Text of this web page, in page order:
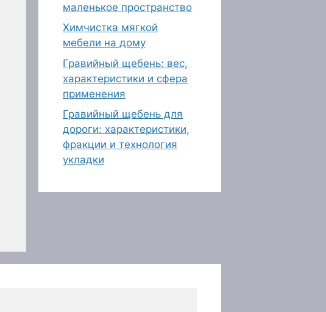
маленькое пространство
Химчистка мягкой
мебели на дому
Гравийный щебень: вес,
характеристики и сфера
применения
Гравийный щебень для
дороги: характеристики,
фракции и технология
укладки